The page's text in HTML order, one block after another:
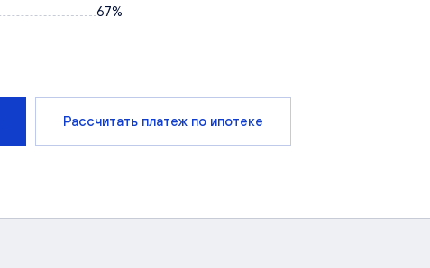
67%
Рассчитать платеж по ипотеке